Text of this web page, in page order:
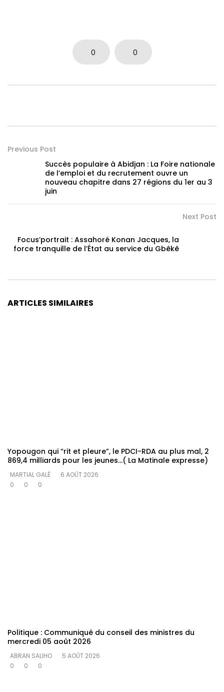
0 0
Previous Post
Succès populaire à Abidjan : La Foire nationale
de l’emploi et du recrutement ouvre un
nouveau chapitre dans 27 régions du 1er au 3
juin
Next Post
Focus’portrait : Assahoré Konan Jacques, la
force tranquille de l’État au service du Gbêkê
ARTICLES SIMILAIRES
Yopougon qui “rit et pleure”, le PDCI-RDA au plus mal, 2
869,4 milliards pour les jeunes…( La Matinale expresse)
MARTIAL GALÉ
6 AOÛT 2026
0
0 0
Politique : Communiqué du conseil des ministres du
mercredi 05 août 2026
ABRAN SALIHO
5 AOÛT 2026
0
0 0